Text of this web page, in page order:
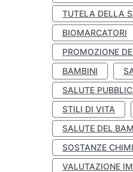
TUTELA DELLA
BIOMARCATORI
PROMOZIONE
BAMBINI
SALUTE
STILI DI VITA
SALUTE DEL
SOSTANZE
VALUTAZIONE